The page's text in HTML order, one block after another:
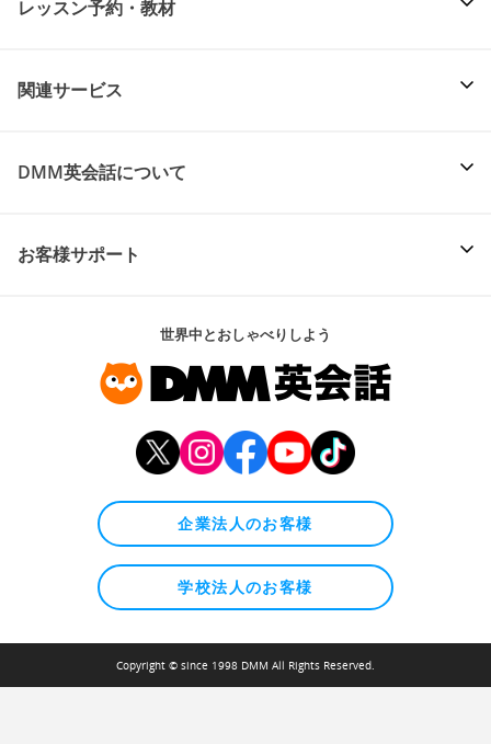
レッスン予約・教材
関連サービス
DMM英会話について
お客様サポート
世界中とおしゃべりしよう
企業法人のお客様
学校法人のお客様
Copyright © since 1998 DMM All Rights Reserved.